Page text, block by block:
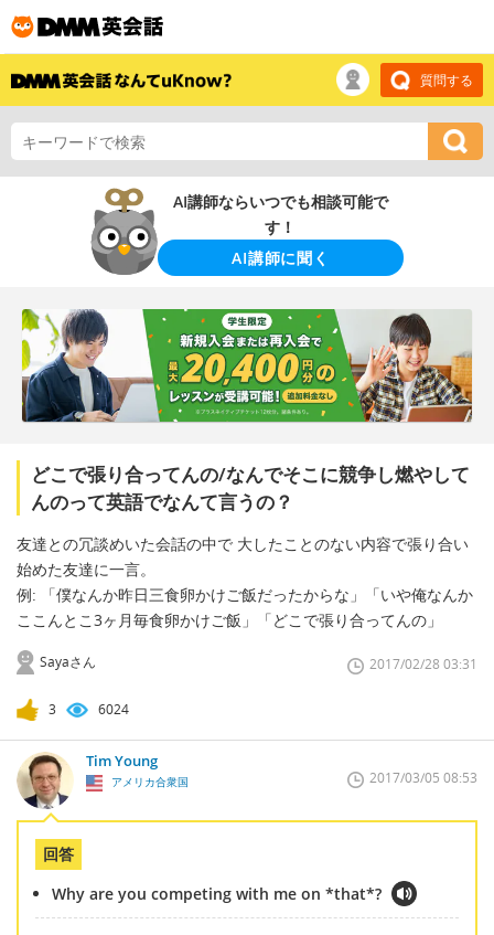
質問する
AI講師ならいつでも相談可能で
す！
AI講師に聞く
どこで張り合ってんの/なんでそこに競争し燃やして
んのって英語でなんて言うの？
友達との冗談めいた会話の中で 大したことのない内容で張り合い
始めた友達に一言。
例: 「僕なんか昨日三食卵かけご飯だったからな」「いや俺なんか
ここんとこ3ヶ月毎食卵かけご飯」「どこで張り合ってんの」
Sayaさん 2017/02/28 03:31
3 6024
Tim Young
アメリカ合衆国 2017/03/05 08:53
回答
Why are you competing with me on *that*?